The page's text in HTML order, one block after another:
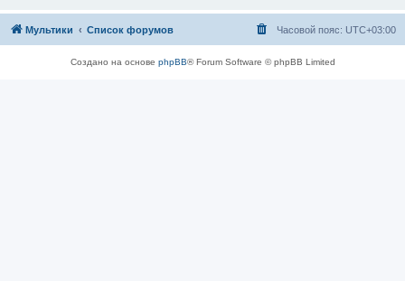
Мультики Список форумов Часовой пояс: UTC+03:00
Создано на основе phpBB® Forum Software © phpBB Limited